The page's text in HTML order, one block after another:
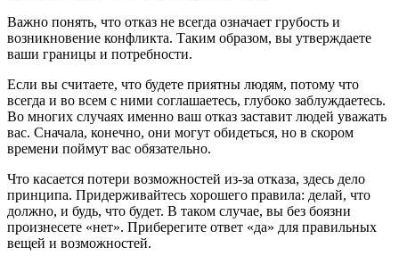
Важно понять, что отказ не всегда означает грубость и
возникновение конфликта. Таким образом, вы утверждаете
ваши границы и потребности.
Если вы считаете, что будете приятны людям, потому что
всегда и во всем с ними соглашаетесь, глубоко заблуждаетесь.
Во многих случаях именно ваш отказ заставит людей уважать
вас. Сначала, конечно, они могут обидеться, но в скором
времени поймут вас обязательно.
Что касается потери возможностей из-за отказа, здесь дело
принципа. Придерживайтесь хорошего правила: делай, что
должно, и будь, что будет. В таком случае, вы без боязни
произнесете «нет». Приберегите ответ «да» для правильных
вещей и возможностей.